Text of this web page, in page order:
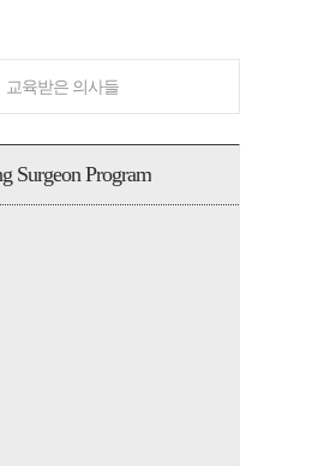
교육받은 의사들
Surgeon Program